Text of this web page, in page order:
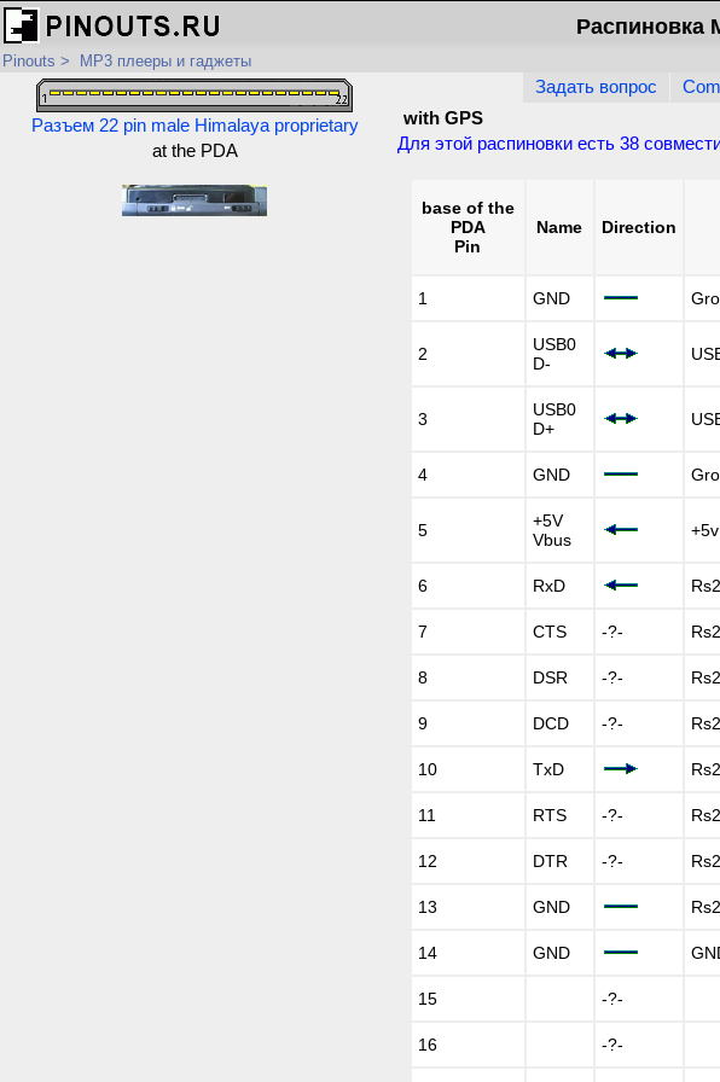
Распиновка
Pinouts > MP3 плееры и гаджеты
Разъем 22 pin male Himalaya proprietary
at the PDA
Задать вопрос
with GPS
Для этой распиновки есть 38
base of the
PDA
Pin
Name Direction
1 GND
2
USB0
D-
3
USB0
D+
4 GND
5
+5V
Vbus
6 RxD
7 CTS -?-
8 DSR -?-
9 DCD -?-
10 TxD
11 RTS -?-
12 DTR -?-
13 GND
14 GND
15 -?-
16 -?-